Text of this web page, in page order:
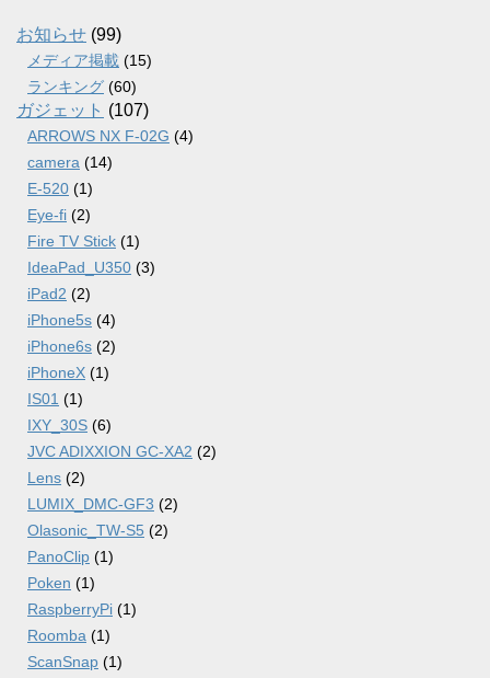
ブ
お知らせ (99)
メディア掲載 (15)
ランキング (60)
ガジェット (107)
ARROWS NX F-02G (4)
camera (14)
E-520 (1)
Eye-fi (2)
Fire TV Stick (1)
IdeaPad_U350 (3)
iPad2 (2)
iPhone5s (4)
iPhone6s (2)
iPhoneX (1)
IS01 (1)
IXY_30S (6)
JVC ADIXXION GC-XA2 (2)
Lens (2)
LUMIX_DMC-GF3 (2)
Olasonic_TW-S5 (2)
PanoClip (1)
Poken (1)
RaspberryPi (1)
Roomba (1)
ScanSnap (1)